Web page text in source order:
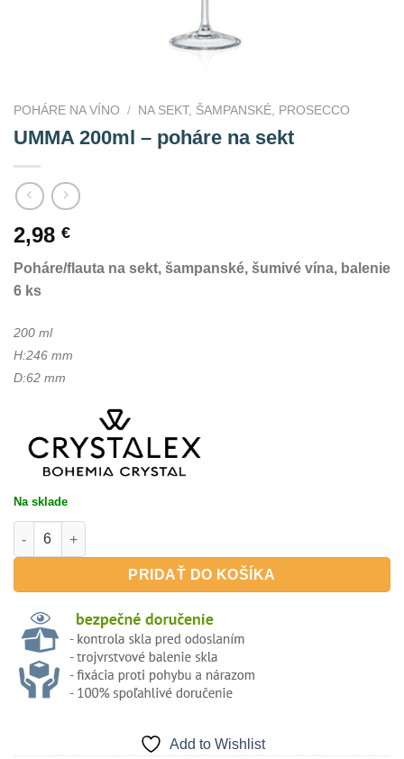
POHÁRE NA VÍNO / NA SEKT, ŠAMPANSKÉ, PROSECCO
UMMA 200ml – poháre na sekt
2,98 €
Poháre/flauta na sekt, šampanské, šumivé vína, balenie
6 ks
200 ml
H:246 mm
D:62 mm
Na sklade
množstvo UMMA 200ml - poháre na sekt
PRIDAŤ DO KOŠÍKA
Add to Wishlist